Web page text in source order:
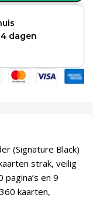
dagen
(Signature Black)
strak, veilig
en 9
kaarten,